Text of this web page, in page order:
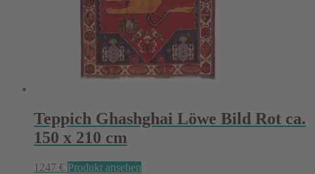
Teppich Ghashghai Löwe Bild Rot ca.
150 x 210 cm
1247 € Produkt ansehen